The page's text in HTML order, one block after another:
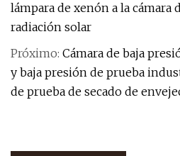
lámpara de xenón a la cámara
radiación solar
Próximo: Cámara de baja
y baja presión de prueba
de prueba de secado de